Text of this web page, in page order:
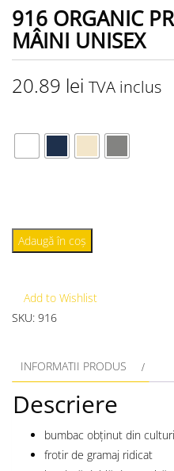
916 ORGANIC
MÂINI UNISEX
20.89 lei TVA inclus
Adaugă în coș
Add to Wishlist
SKU: 916
INFORMATII PRODUS
Descriere
bumbac obținut din
frotir de gramaj ridicat